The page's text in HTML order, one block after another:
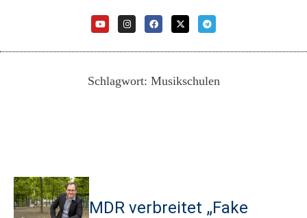
Schlagwort: Musikschulen
MDR verbreitet „Fake